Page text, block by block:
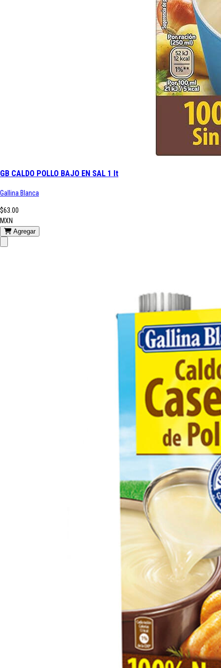
GB CALDO POLLO BAJO EN SAL 1 lt
Gallina Blanca
$63.00
MXN
Agregar